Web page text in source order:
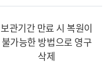
보관기간 만료 시 복원이
불가능한 방법으로 영구
삭제